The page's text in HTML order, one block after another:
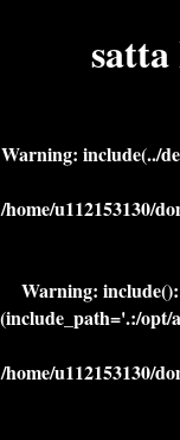
Warning: include(../
/home/u112153130/
Warning:
(include_path='.:/opt/
/home/u112153130/